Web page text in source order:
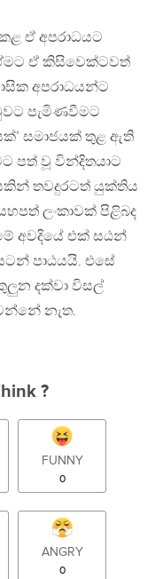
ඒ අපරාධයට
ඒ කිසිවෙක්ටවත්
අපරාධයන්ට
පැමිණවීමට
සමාජයක් තුළ ඇති
පත් වූ වින්දිතයාට
තවදුරටත් යුක්තිය
ලංකාවක් පිළිබද
අවදියේ එක් සඨන්
පාඨයයි. එසේ
දක්වා විසල්
නැත.
?
FUNNY
0
ANGRY
0